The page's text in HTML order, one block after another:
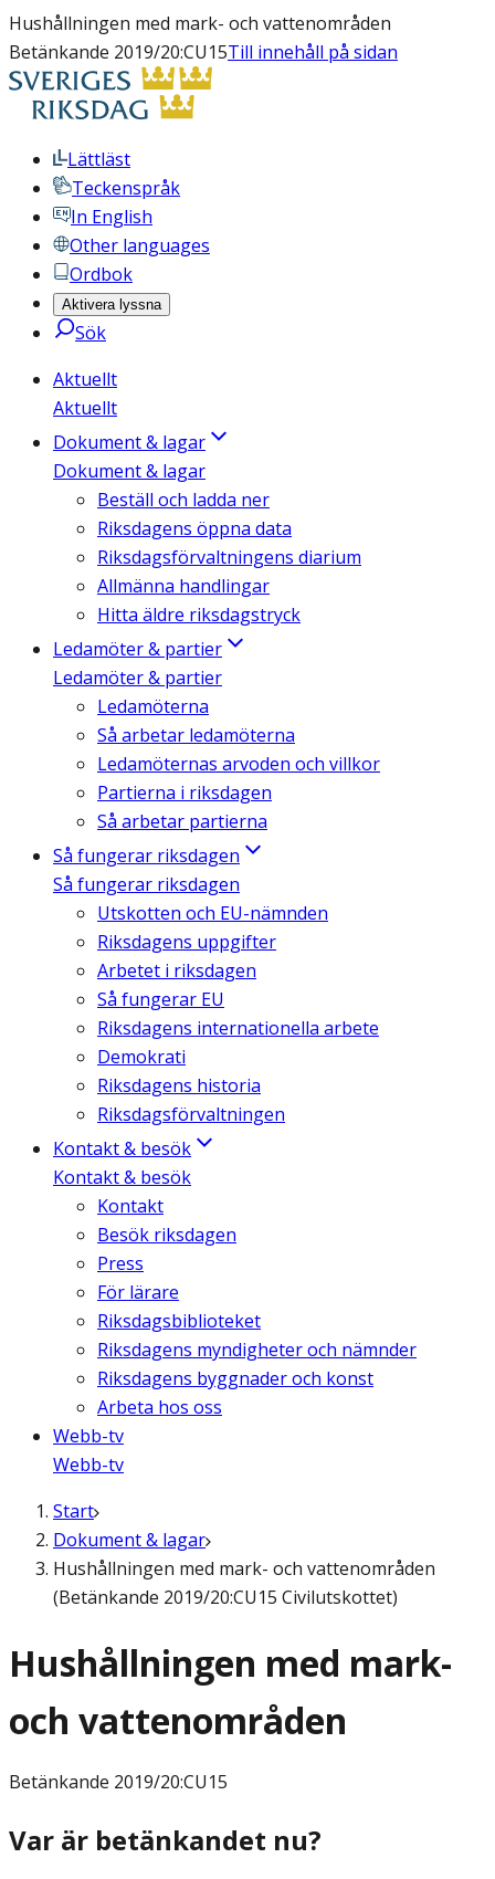
Hushållningen med mark- och vattenområden
Betänkande 2019/20:CU15Till innehåll på sidan
Lättläst
Teckenspråk
In English
Other languages
Ordbok
Aktivera lyssna
Sök
Aktuellt
Aktuellt
Dokument & lagar
Dokument & lagar
Beställ och ladda ner
Riksdagens öppna data
Riksdagsförvaltningens diarium
Allmänna handlingar
Hitta äldre riksdagstryck
Ledamöter & partier
Ledamöter & partier
Ledamöterna
Så arbetar ledamöterna
Ledamöternas arvoden och villkor
Partierna i riksdagen
Så arbetar partierna
Så fungerar riksdagen
Så fungerar riksdagen
Utskotten och EU-nämnden
Riksdagens uppgifter
Arbetet i riksdagen
Så fungerar EU
Riksdagens internationella arbete
Demokrati
Riksdagens historia
Riksdagsförvaltningen
Kontakt & besök
Kontakt & besök
Kontakt
Besök riksdagen
Press
För lärare
Riksdagsbiblioteket
Riksdagens myndigheter och nämnder
Riksdagens byggnader och konst
Arbeta hos oss
Webb-tv
Webb-tv
Start
Dokument & lagar
Hushållningen med mark- och vattenområden
(Betänkande 2019/20:CU15 Civilutskottet)
Hushållningen med mark-
och vattenområden
Betänkande 2019/20:CU15
Var är betänkandet nu?